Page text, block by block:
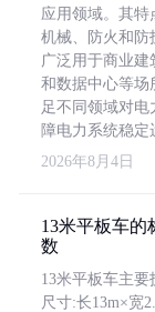
应用领域。其特
机械、防火和防
广泛用于商业
和数据中心等场
足不同领域对电
障电力系统稳定
2026年8月4日
13米平板车的
数
13米平板车主
尺寸:长13m×宽